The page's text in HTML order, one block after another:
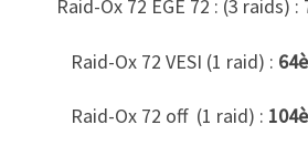
Raid-Ox 72 EGE 72 : (3 raids) :
Raid-Ox 72 VESI (1 raid) :
Raid-Ox 72 off (1 raid) :